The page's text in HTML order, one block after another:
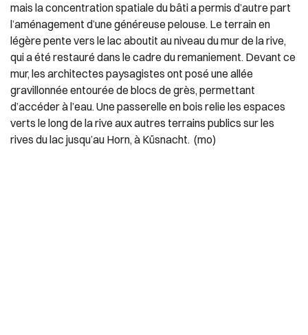
mais la concentration spatiale du bâti a permis d’autre part
l’aménagement d’une généreuse pelouse. Le terrain en
légère pente vers le lac aboutit au niveau du mur de la rive,
qui a été restauré dans le cadre du remaniement. Devant ce
mur, les architectes paysagistes ont posé une allée
gravillonnée entourée de blocs de grès, permettant
d’accéder à l’eau. Une passerelle en bois relie les espaces
verts le long de la rive aux autres terrains publics sur les
rives du lac jusqu’au Horn, à Küsnacht. (mo)